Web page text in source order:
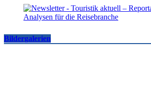
Bildergalerien